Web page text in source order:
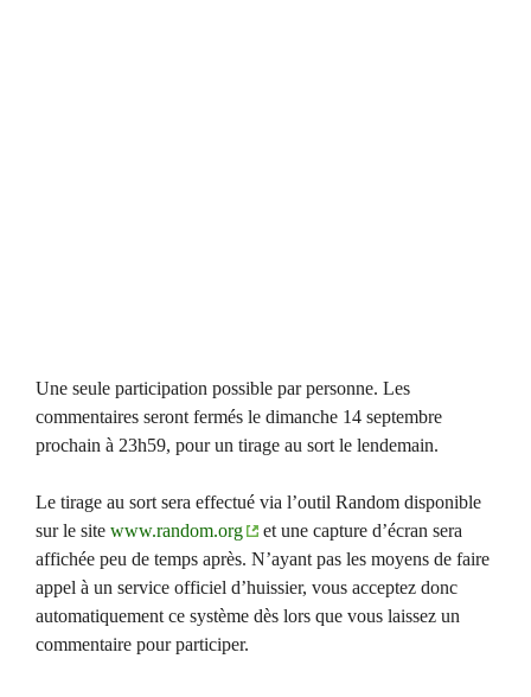
Une seule participation possible par personne. Les
commentaires seront fermés le dimanche 14 septembre
prochain à 23h59, pour un tirage au sort le lendemain.
Le tirage au sort sera effectué via l’outil Random disponible
sur le site www.random.org
et une capture d’écran sera
affichée peu de temps après. N’ayant pas les moyens de faire
appel à un service officiel d’huissier, vous acceptez donc
automatiquement ce système dès lors que vous laissez un
commentaire pour participer.